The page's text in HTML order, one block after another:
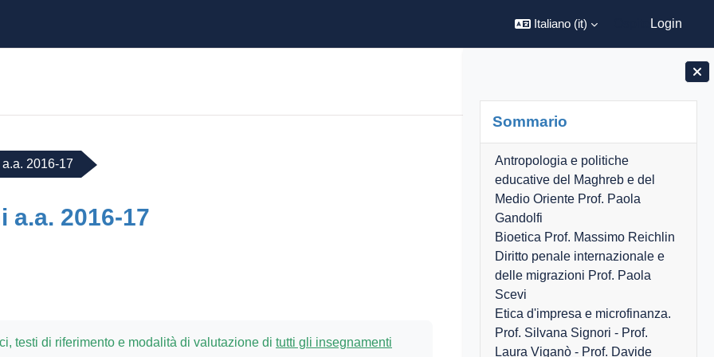
Italiano ‎(it)‎ Login
Blocchi
Sommario
Antropologia e politiche
educative del Maghreb e del
Medio Oriente Prof. Paola
Gandolfi
Bioetica Prof. Massimo Reichlin
Diritto penale internazionale e
delle migrazioni Prof. Paola
Scevi
Etica d'impresa e microfinanza.
Prof. Silvana Signori - Prof.
Laura Viganò - Prof. Davide
2016-17
a.a. 2016-17
testi di riferimento e modalità di valutazione di tutti gli insegnamenti